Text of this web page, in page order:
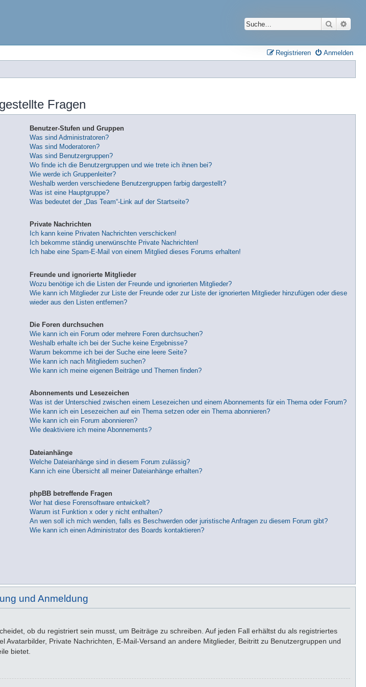
Suche
Anmelden
Registrieren
Fragen
Benutzer-Stufen und Gruppen
Was sind Administratoren?
Was sind Moderatoren?
Was sind Benutzergruppen?
Wo finde ich die Benutzergruppen und wie trete ich ihnen bei?
Wie werde ich Gruppenleiter?
Weshalb werden verschiedene Benutzergruppen farbig dargestellt?
Was ist eine Hauptgruppe?
Was bedeutet der „Das Team“-Link auf der Startseite?
Private Nachrichten
Ich kann keine Privaten Nachrichten verschicken!
Ich bekomme ständig unerwünschte Private Nachrichten!
Ich habe eine Spam-E-Mail von einem Mitglied dieses Forums erhalten!
Freunde und ignorierte Mitglieder
Wozu benötige ich die Listen der Freunde und ignorierten Mitglieder?
Wie kann ich Mitglieder zur Liste der Freunde oder zur Liste der ignorierten Mitglieder hinzufügen oder diese
wieder aus den Listen entfernen?
Die Foren durchsuchen
Wie kann ich ein Forum oder mehrere Foren durchsuchen?
Weshalb erhalte ich bei der Suche keine Ergebnisse?
Warum bekomme ich bei der Suche eine leere Seite?
Wie kann ich nach Mitgliedern suchen?
Wie kann ich meine eigenen Beiträge und Themen finden?
Abonnements und Lesezeichen
Was ist der Unterschied zwischen einem Lesezeichen und einem Abonnements für ein Thema oder Forum?
Wie kann ich ein Lesezeichen auf ein Thema setzen oder ein Thema abonnieren?
Wie kann ich ein Forum abonnieren?
Wie deaktiviere ich meine Abonnements?
Dateianhänge
Welche Dateianhänge sind in diesem Forum zulässig?
Kann ich eine Übersicht all meiner Dateianhänge erhalten?
phpBB betreffende Fragen
Wer hat diese Forensoftware entwickelt?
Warum ist Funktion x oder y nicht enthalten?
An wen soll ich mich wenden, falls es Beschwerden oder juristische Anfragen zu diesem Forum gibt?
Wie kann ich einen Administrator des Boards kontaktieren?
und Anmeldung
ob du registriert sein musst, um Beiträge zu schreiben. Auf jeden Fall erhältst du als registriertes
Private Nachrichten, E-Mail-Versand an andere Mitglieder, Beitritt zu Benutzergruppen und
bietet.